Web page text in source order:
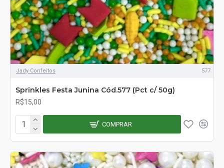
Jady Confeitos 577
Sprinkles Festa Junina Cód.577 (Pct c/ 50g)
R$15,00
COMPRAR